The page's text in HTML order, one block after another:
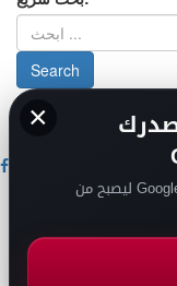
اخبار الخليج
×
اضغط ثم حدّد «الخليج 24» داخل Google ليصبح من